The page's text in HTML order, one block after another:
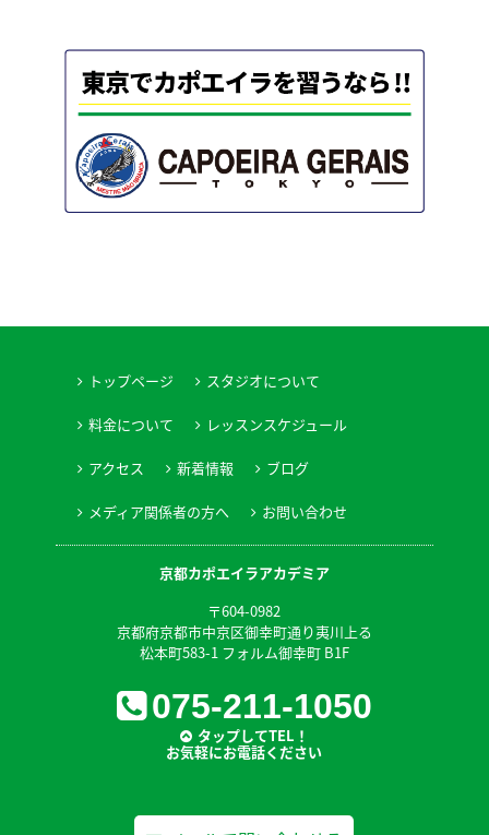
トップページ スタジオについて
料金について レッスンスケジュール
アクセス 新着情報 ブログ
メディア関係者の方へ お問い合わせ
京都カポエイラアカデミア
〒604-0982
京都府京都市中京区御幸町通り夷川上る
松本町583-1 フォルム御幸町 B1F
075-211-1050
タップしてTEL！
お気軽にお電話ください